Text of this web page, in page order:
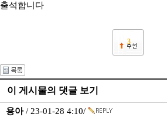
출석합니다
3
이 게시물의 댓글 보기
용아/ 23-01-28 4:10/